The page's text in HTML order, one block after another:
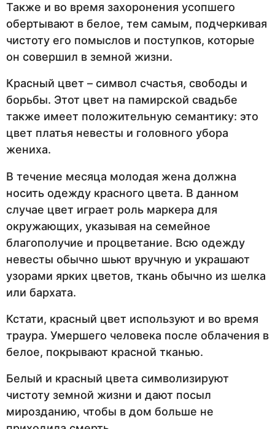
Также и во время захоронения усопшего
обертывают в белое, тем самым, подчеркивая
чистоту его помыслов и поступков, которые
он совершил в земной жизни.
Красный цвет – символ счастья, свободы и
борьбы. Этот цвет на памирской свадьбе
также имеет положительную семантику: это
цвет платья невесты и головного убора
жениха.
В течение месяца молодая жена должна
носить одежду красного цвета. В данном
случае цвет играет роль маркера для
окружающих, указывая на семейное
благополучие и процветание. Всю одежду
невесты обычно шьют вручную и украшают
узорами ярких цветов, ткань обычно из шелка
или бархата.
Кстати, красный цвет используют и во время
траура. Умершего человека после облачения в
белое, покрывают красной тканью.
Белый и красный цвета символизируют
чистоту земной жизни и дают посыл
мирозданию, чтобы в дом больше не